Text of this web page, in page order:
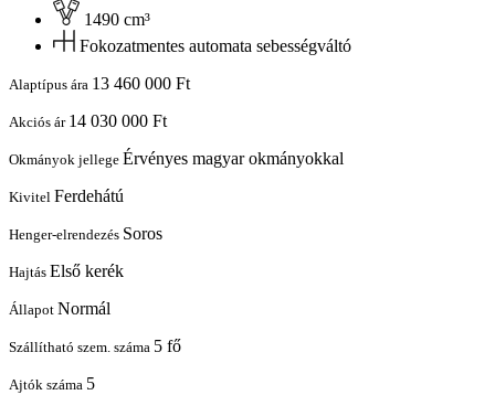
1490 cm³
Fokozatmentes automata sebességváltó
Alaptípus ára 13 460 000 Ft
Akciós ár 14 030 000 Ft
Okmányok jellege Érvényes magyar okmányokkal
Kivitel Ferdehátú
Henger-elrendezés Soros
Hajtás Első kerék
Állapot Normál
Szállítható szem. száma 5 fő
Ajtók száma 5